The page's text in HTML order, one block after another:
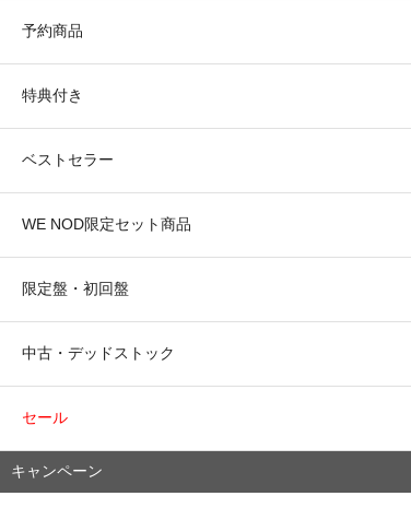
予約商品
特典付き
ベストセラー
WE NOD限定セット商品
限定盤・初回盤
中古・デッドストック
セール
キャンペーン